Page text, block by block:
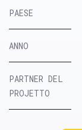
PAESE
ANNO
PARTNER DEL
PROJETTO